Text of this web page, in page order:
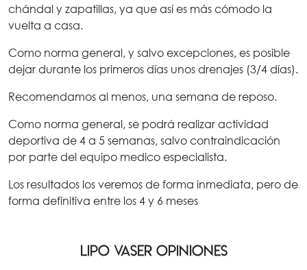
chándal y zapatillas, ya que así es más cómodo la
vuelta a casa.
Como norma general, y salvo excepciones, es posible
dejar durante los primeros días unos drenajes (3/4 días).
Recomendamos al menos, una semana de reposo.
Como norma general, se podrá realizar actividad
deportiva de 4 a 5 semanas, salvo contraindicación
por parte del equipo medico especialista.
Los resultados los veremos de forma inmediata, pero de
forma definitiva entre los 4 y 6 meses
LIPO VASER OPINIONES